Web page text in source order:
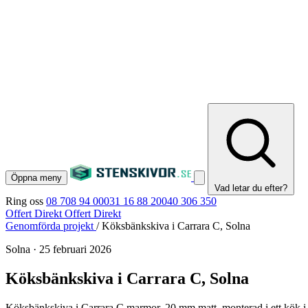
Öppna meny
Vad letar du efter?
Ring oss 08 708 94 00031 16 88 20040 306 350
Offert Direkt Offert Direkt
Genomförda projekt / Köksbänkskiva i Carrara C, Solna
Solna · 25 februari 2026
Köksbänkskiva i Carrara C, Solna